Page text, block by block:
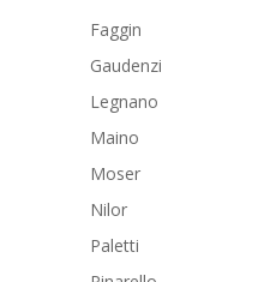
Faggin
Gaudenzi
Legnano
Maino
Moser
Nilor
Paletti